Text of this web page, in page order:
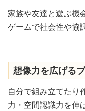
家族や友達と遊ぶ機
ゲームで社会性や協
想像力を広げる
自分で組み立てたり
力・空間認識力を伸